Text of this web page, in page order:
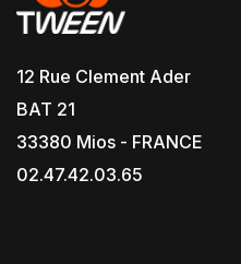
12 Rue Clement Ader
BAT 21
33380 Mios - FRANCE
02.47.42.03.65